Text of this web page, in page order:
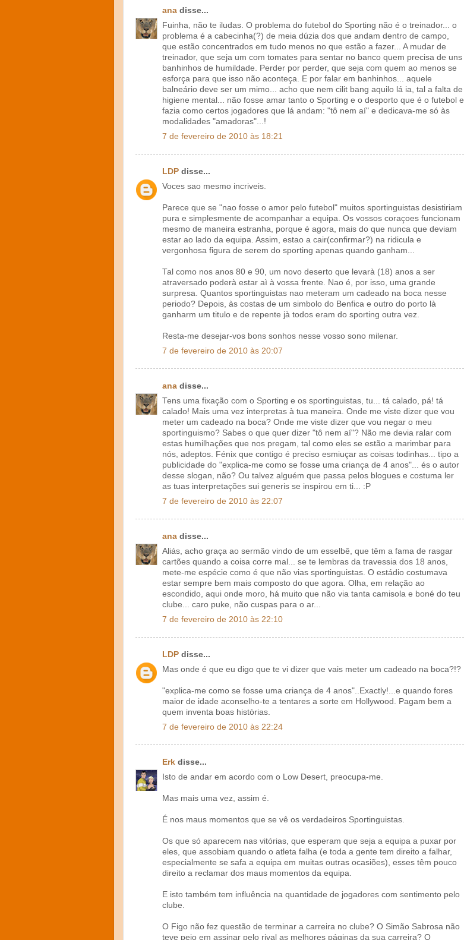
ana disse...
Fuinha, não te iludas. O problema do futebol do Sporting não é o treinador... o
problema é a cabecinha(?) de meia dúzia dos que andam dentro de campo,
que estão concentrados em tudo menos no que estão a fazer... A mudar de
treinador, que seja um com tomates para sentar no banco quem precisa de uns
banhinhos de humildade. Perder por perder, que seja com quem ao menos se
esforça para que isso não aconteça. E por falar em banhinhos... aquele
balneário deve ser um mimo... acho que nem cilit bang aquilo lá ia, tal a falta de
higiene mental... não fosse amar tanto o Sporting e o desporto que é o futebol e
fazia como certos jogadores que lá andam: "tô nem aí" e dedicava-me só às
modalidades "amadoras"...!
7 de fevereiro de 2010 às 18:21
LDP disse...
Voces sao mesmo incriveis.
Parece que se "nao fosse o amor pelo futebol" muitos sportinguistas desistiriam
pura e simplesmente de acompanhar a equipa. Os vossos coraçoes funcionam
mesmo de maneira estranha, porque é agora, mais do que nunca que deviam
estar ao lado da equipa. Assim, estao a cair(confirmar?) na ridicula e
vergonhosa figura de serem do sporting apenas quando ganham...
Tal como nos anos 80 e 90, um novo deserto que levarà (18) anos a ser
atraversado poderà estar aì à vossa frente. Nao é, por isso, uma grande
surpresa. Quantos sportinguistas nao meteram um cadeado na boca nesse
periodo? Depois, às costas de um simbolo do Benfica e outro do porto là
ganharm um titulo e de repente jà todos eram do sporting outra vez.
Resta-me desejar-vos bons sonhos nesse vosso sono milenar.
7 de fevereiro de 2010 às 20:07
ana disse...
Tens uma fixação com o Sporting e os sportinguistas, tu... tá calado, pá! tá
calado! Mais uma vez interpretas à tua maneira. Onde me viste dizer que vou
meter um cadeado na boca? Onde me viste dizer que vou negar o meu
sportinguismo? Sabes o que quer dizer "tô nem aí"? Não me devia ralar com
estas humilhações que nos pregam, tal como eles se estão a marimbar para
nós, adeptos. Fénix que contigo é preciso esmiuçar as coisas todinhas... tipo a
publicidade do "explica-me como se fosse uma criança de 4 anos"... és o autor
desse slogan, não? Ou talvez alguém que passa pelos blogues e costuma ler
as tuas interpretações sui generis se inspirou em ti... :P
7 de fevereiro de 2010 às 22:07
ana disse...
Aliás, acho graça ao sermão vindo de um esselbê, que têm a fama de rasgar
cartões quando a coisa corre mal... se te lembras da travessia dos 18 anos,
mete-me espécie como é que não vias sportinguistas. O estádio costumava
estar sempre bem mais composto do que agora. Olha, em relação ao
escondido, aqui onde moro, há muito que não via tanta camisola e boné do teu
clube... caro puke, não cuspas para o ar...
7 de fevereiro de 2010 às 22:10
LDP disse...
Mas onde é que eu digo que te vi dizer que vais meter um cadeado na boca?!?
"explica-me como se fosse uma criança de 4 anos"..Exactly!...e quando fores
maior de idade aconselho-te a tentares a sorte em Hollywood. Pagam bem a
quem inventa boas històrias.
7 de fevereiro de 2010 às 22:24
Erk disse...
Isto de andar em acordo com o Low Desert, preocupa-me.
Mas mais uma vez, assim é.
É nos maus momentos que se vê os verdadeiros Sportinguistas.
Os que só aparecem nas vitórias, que esperam que seja a equipa a puxar por
eles, que assobiam quando o atleta falha (e toda a gente tem direito a falhar,
especialmente se safa a equipa em muitas outras ocasiões), esses têm pouco
direito a reclamar dos maus momentos da equipa.
E isto também tem influência na quantidade de jogadores com sentimento pelo
clube.
O Figo não fez questão de terminar a carreira no clube? O Simão Sabrosa não
teve pejo em assinar pelo rival as melhores páginas da sua carreira? O